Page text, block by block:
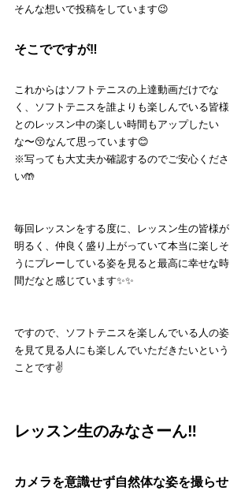
そんな想いで投稿をしています😉
そこでですが‼️
これからはソフトテニスの上達動画だけでな
く、ソフトテニスを誰よりも楽しんでいる皆様
とのレッスン中の楽しい時間もアップしたい
な〜😚なんて思っています😊
※写っても大丈夫か確認するのでご安心くださ
い🤲
毎回レッスンをする度に、レッスン生の皆様が
明るく、仲良く盛り上がっていて本当に楽しそ
うにプレーしている姿を見ると最高に幸せな時
間だなと感じています✨✨
ですので、ソフトテニスを楽しんでいる人の姿
を見て見る人にも楽しんでいただきたいという
ことです✌️
レッスン生のみなさーん‼️
カメラを意識せず自然体な姿を撮らせ